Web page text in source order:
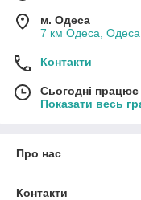
м. Одеса
7 км Одеса,
Контакти
Сьогодні
Показати весь
Про нас
Контакти